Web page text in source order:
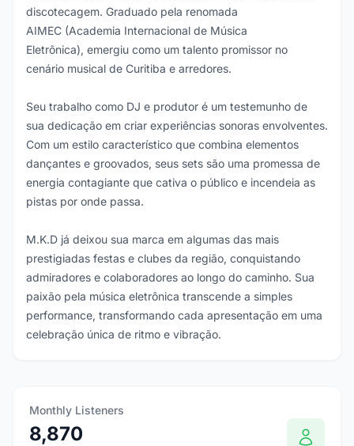
discotecagem. Graduado pela renomada
AIMEC (Academia Internacional de Música
Eletrônica), emergiu como um talento promissor no
cenário musical de Curitiba e arredores.
Seu trabalho como DJ e produtor é um testemunho de
sua dedicação em criar experiências sonoras envolventes.
Com um estilo característico que combina elementos
dançantes e groovados, seus sets são uma promessa de
energia contagiante que cativa o público e incendeia as
pistas por onde passa.
M.K.D já deixou sua marca em algumas das mais
prestigiadas festas e clubes da região, conquistando
admiradores e colaboradores ao longo do caminho. Sua
paixão pela música eletrônica transcende a simples
performance, transformando cada apresentação em uma
celebração única de ritmo e vibração.
Monthly Listeners
8,870